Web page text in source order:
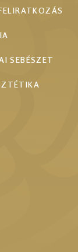
SEBÉSZET